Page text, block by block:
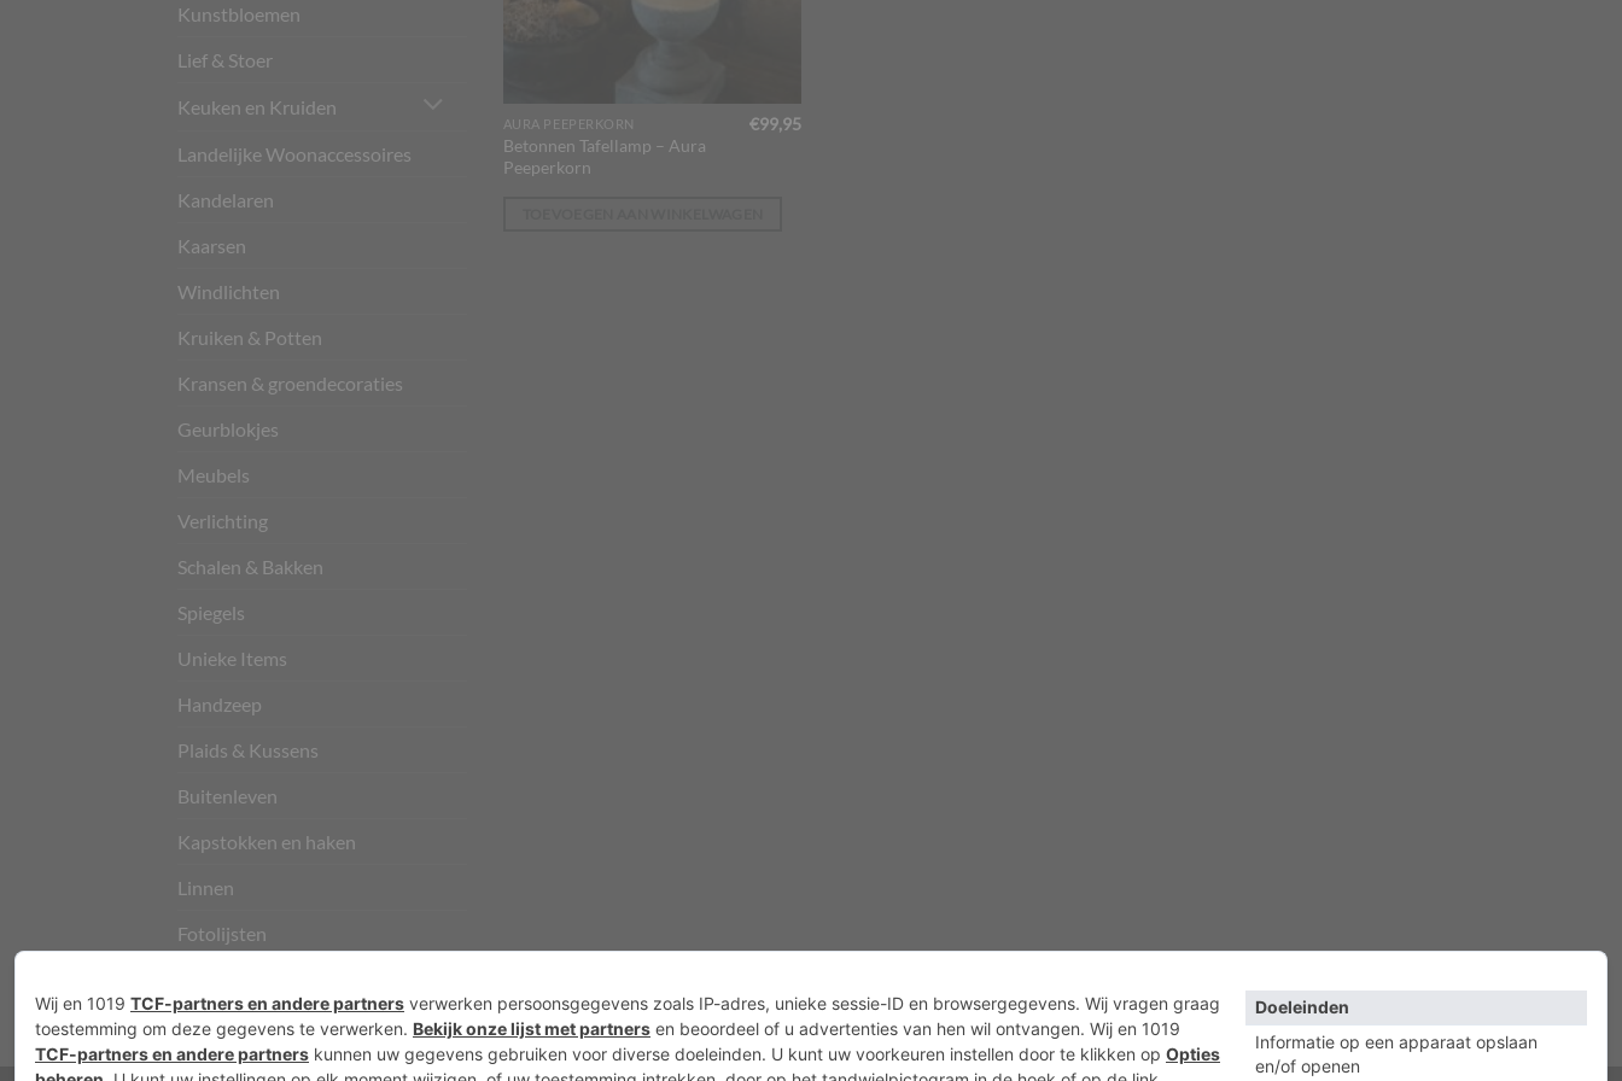
Kunstbloemen
Lief & Stoer
Keuken en Kruiden
Landelijke Woonaccessoires
Kandelaren
Kaarsen
Windlichten
Kruiken & Potten
Kransen & groendecoraties
Geurblokjes
Meubels
Verlichting
Schalen & Bakken
Spiegels
Unieke Items
Handzeep
Plaids & Kussens
Buitenleven
Kapstokken en haken
Linnen
Fotolijsten
AURA PEEPERKORN
Betonnen Tafellamp – Aura
Peeperkorn
€99,95